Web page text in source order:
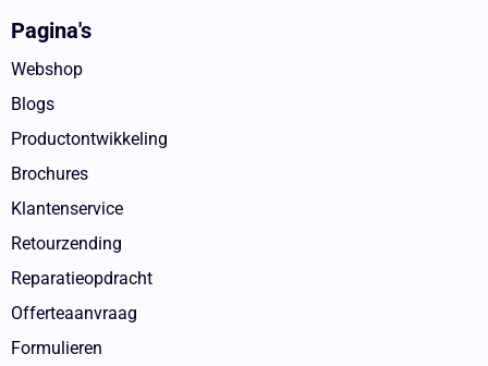
Pagina's
Webshop
Blogs
Productontwikkeling
Brochures
Klantenservice
Retourzending
Reparatieopdracht
Offerteaanvraag
Formulieren